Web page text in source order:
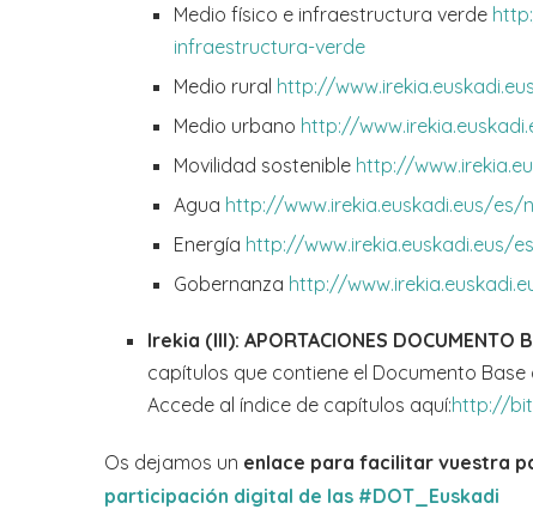
Medio físico e infraestructura verde
infraestructura-verde
Medio rural http://
Medio urbano http://
Movilidad sostenible http://
Agua http://www.irekia.euskadi.eus/es/
Energía http://www.irekia.euskadi.eus/
Gobernanza http://
Irekia (III): APORTACIONES DOCUMENTO
capítulos que contiene el Documento
Accede al índice de capítulos aquí:http://
Os dejamos un enlace para facilitar vuestra
participación digital de las #DOT_Euskadi